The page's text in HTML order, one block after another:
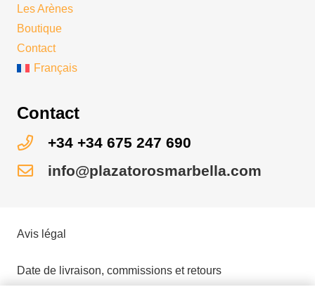
Les Arènes
Boutique
Contact
Français
Contact
+34 +34 675 247 690
info@plazatorosmarbella.com
Avis légal
Date de livraison, commissions et retours